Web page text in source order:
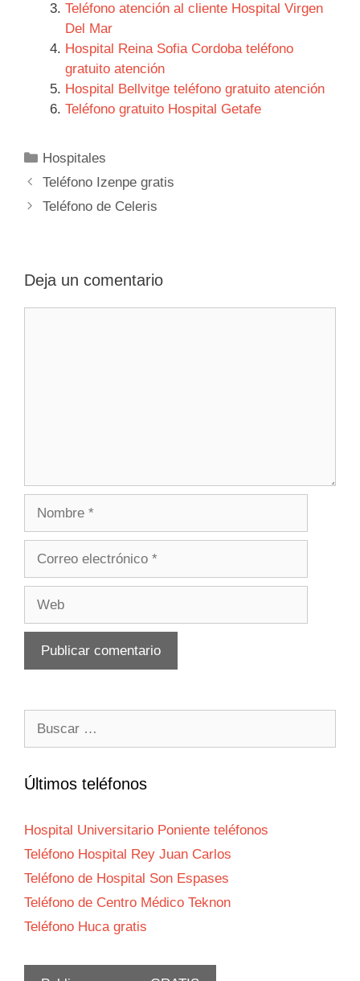
Teléfono atención al cliente Hospital Virgen
Del Mar
Hospital Reina Sofia Cordoba teléfono
gratuito atención
Hospital Bellvitge teléfono gratuito atención
Teléfono gratuito Hospital Getafe
Categorías
Hospitales
Navegación
de
Teléfono Izenpe gratis
Teléfono de Celeris
Deja un comentario
Últimos teléfonos
Hospital Universitario Poniente teléfonos
Teléfono Hospital Rey Juan Carlos
Teléfono de Hospital Son Espases
Teléfono de Centro Médico Teknon
Teléfono Huca gratis